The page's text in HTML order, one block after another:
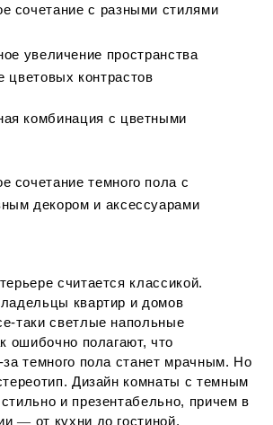
сочетание с разными стилями
увеличение пространства
цветовых контрастов
комбинация с цветными
сочетание темного пола с
декором и аксессуарами
считается классикой.
квартир и домов
таки светлые напольные
ошибочно полагают, что
за темного пола станет мрачным. Но
Дизайн комнаты с темным
и презентабельно, причем в
― от кухни до гостиной.